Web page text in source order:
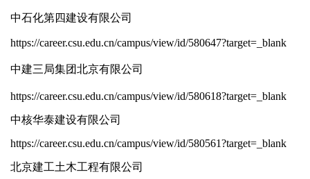
中石化第四建设有限公司
https://career.csu.edu.cn/campus/view/id/580647?target=_blank
中建三局集团北京有限公司
https://career.csu.edu.cn/campus/view/id/580618?target=_blank
中核华泰建设有限公司
https://career.csu.edu.cn/campus/view/id/580561?target=_blank
北京建工土木工程有限公司